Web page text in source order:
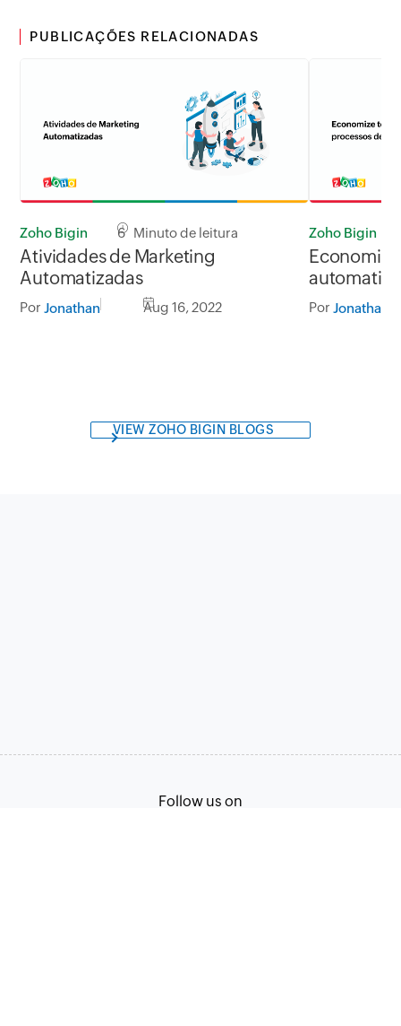
PUBLICAÇÕES RELACIONADAS
Zoho Bigin 6 Minuto de leitura
Atividades de Marketing
Automatizadas
Por Jonathan Aug 16, 2022
Zoho Bigin
vendas
Por Jonathan
VIEW ZOHO BIGIN BLOGS
Follow us on